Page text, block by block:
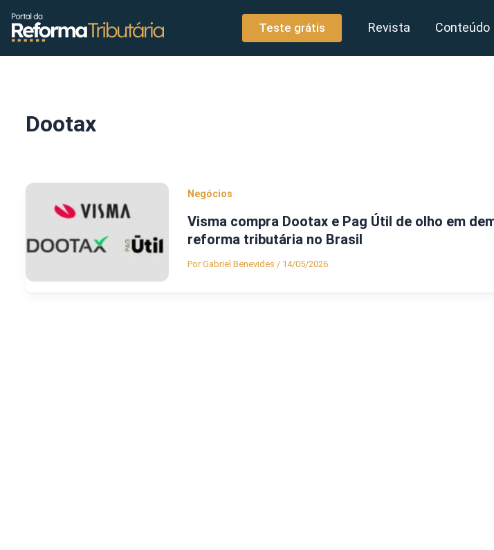
conteúdo
Teste grátis Revista Conteúdo
Dootax
Negócios
Visma compra Dootax e Pag Útil de olho em
reforma tributária no Brasil
PorGabriel Benevides / 14/05/2026